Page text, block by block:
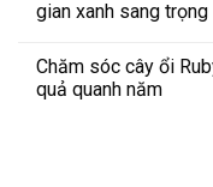
gian xanh sang trọng
Chăm sóc cây ổi
quả quanh năm